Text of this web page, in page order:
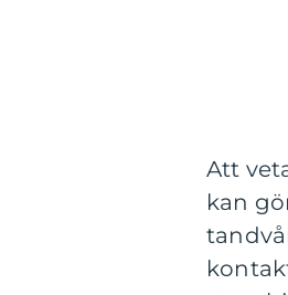
Att
kan